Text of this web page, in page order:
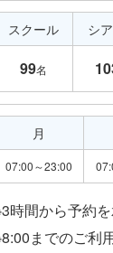
スクール
99名
シ
月
07:00～23:00
時間から予約を
までのご利